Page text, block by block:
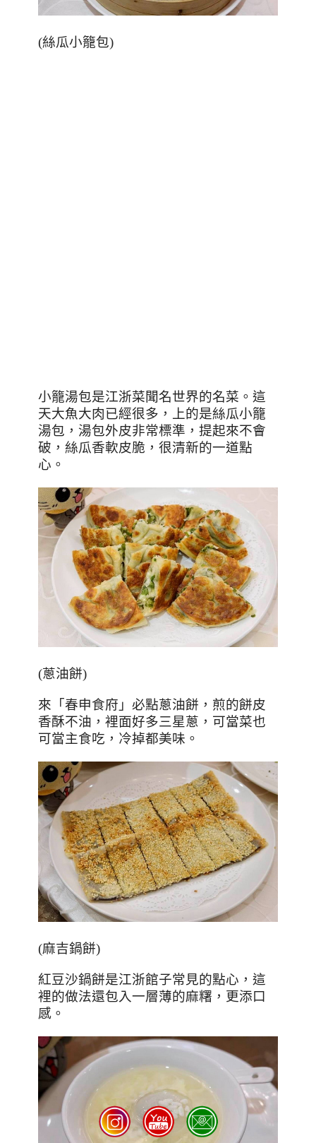
(絲瓜小籠包)
小籠湯包是江浙菜聞名世界的名菜。這
天大魚大肉已經很多，上的是絲瓜小籠
湯包，湯包外皮非常標準，提起來不會
破，絲瓜香軟皮脆，很清新的一道點
心。
(蔥油餅)
來「春申食府」必點蔥油餅，煎的餅皮
香酥不油，裡面好多三星蔥，可當菜也
可當主食吃，冷掉都美味。
(麻吉鍋餅)
紅豆沙鍋餅是江浙館子常見的點心，這
裡的做法還包入一層薄的麻糬，更添口
感。